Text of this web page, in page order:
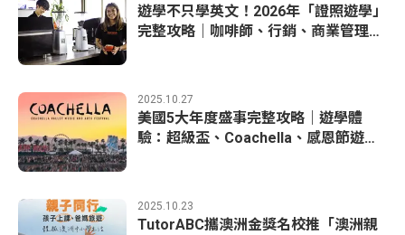
遊學不只學英文！2026年「證照遊學」
完整攻略｜咖啡師、行銷、商業管理超
2025.10.27
美國5大年度盛事完整攻略｜遊學體
驗：超級盃、Coachella、感恩節遊行
2025.10.23
TutorABC攜澳洲金獎名校推「澳洲親